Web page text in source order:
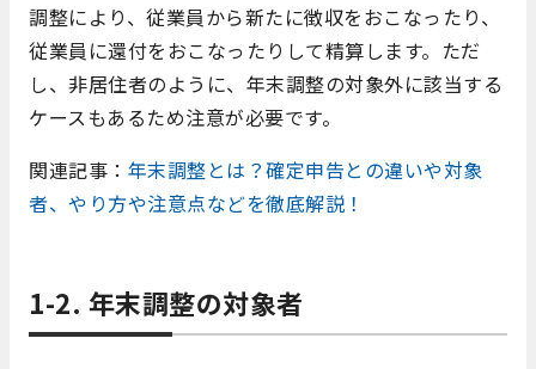
調整により、従業員から新たに徴収をおこなったり、
従業員に還付をおこなったりして精算します。ただ
し、非居住者のように、年末調整の対象外に該当する
ケースもあるため注意が必要です。
関連記事： 年末調整とは？確定申告との違いや対象
者、やり方や注意点などを徹底解説！
1-2. 年末調整の対象者